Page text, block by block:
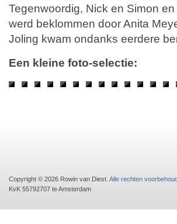
Tegenwoordig, Nick en Simon
werd beklommen door Anita
Joling kwam ondanks eerdere
Een kleine foto-selectie:
Copyright © 2026 Rowin van Diest. Alle rechten
KvK 55792707 te Amsterdam